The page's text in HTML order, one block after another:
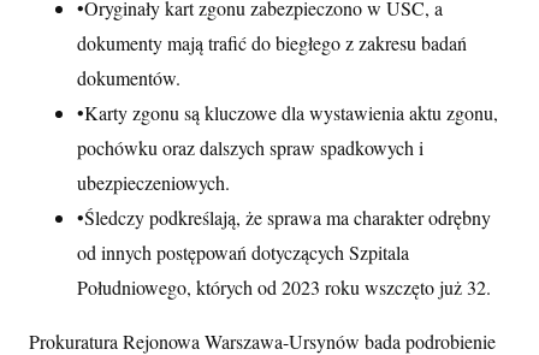
•Oryginały kart zgonu zabezpieczono w USC, a
dokumenty mają trafić do biegłego z zakresu badań
dokumentów.
•Karty zgonu są kluczowe dla wystawienia aktu zgonu,
pochówku oraz dalszych spraw spadkowych i
ubezpieczeniowych.
•Śledczy podkreślają, że sprawa ma charakter odrębny
od innych postępowań dotyczących Szpitala
Południowego, których od 2023 roku wszczęto już 32.
Prokuratura Rejonowa Warszawa-Ursynów bada podrobienie